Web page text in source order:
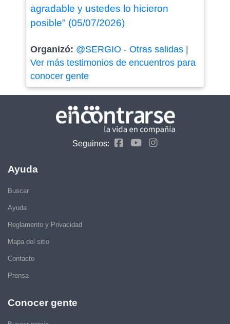
agradable y ustedes lo hicieron
posible" (05/07/2026)
Organizó: @SERGIO - Otras salidas|
Ver más testimonios de encuentros para
conocer gente
Seguinos:
Ayuda
Buscar
Ayuda
Reglamento y Privacidad
Mapa del sitio
Contacto
Prensa
Conocer gente